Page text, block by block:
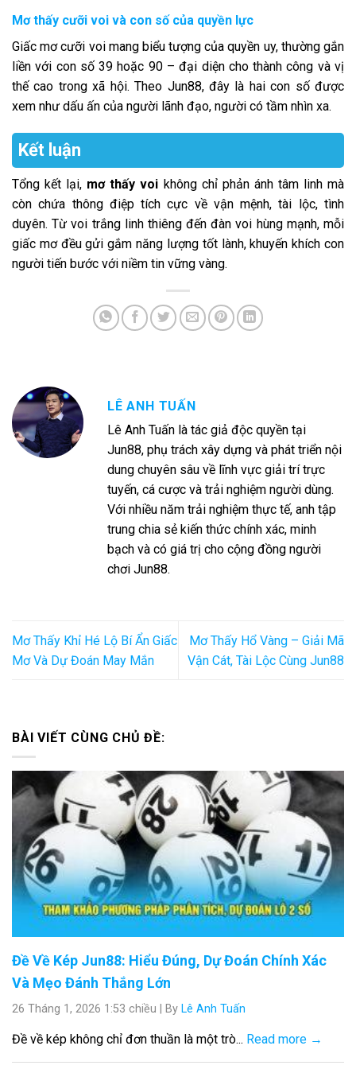
Mơ thấy cưỡi voi và con số của quyền lực
Giấc mơ cưỡi voi mang biểu tượng của quyền uy, thường gắn
liền với con số 39 hoặc 90 – đại diện cho thành công và vị
thế cao trong xã hội. Theo Jun88, đây là hai con số được
xem như dấu ấn của người lãnh đạo, người có tầm nhìn xa.
Kết luận
Tổng kết lại, mơ thấy voi không chỉ phản ánh tâm linh mà
còn chứa thông điệp tích cực về vận mệnh, tài lộc, tình
duyên. Từ voi trắng linh thiêng đến đàn voi hùng mạnh, mỗi
giấc mơ đều gửi gắm năng lượng tốt lành, khuyến khích con
người tiến bước với niềm tin vững vàng.
LÊ ANH TUẤN
Lê Anh Tuấn là tác giả độc quyền tại
Jun88, phụ trách xây dựng và phát triển nội
dung chuyên sâu về lĩnh vực giải trí trực
tuyến, cá cược và trải nghiệm người dùng.
Với nhiều năm trải nghiệm thực tế, anh tập
trung chia sẻ kiến thức chính xác, minh
bạch và có giá trị cho cộng đồng người
chơi Jun88.
Mơ Thấy Khỉ Hé Lộ Bí Ẩn Giấc
Mơ Và Dự Đoán May Mắn
Mơ Thấy Hổ Vàng – Giải Mã
Vận Cát, Tài Lộc Cùng Jun88
BÀI VIẾT CÙNG CHỦ ĐỀ:
Đề Về Kép Jun88: Hiểu Đúng, Dự Đoán Chính Xác
Và Mẹo Đánh Thắng Lớn
26 Tháng 1, 2026 1:53 chiều By Lê Anh Tuấn
Đề về kép không chỉ đơn thuần là một trò... Read more →